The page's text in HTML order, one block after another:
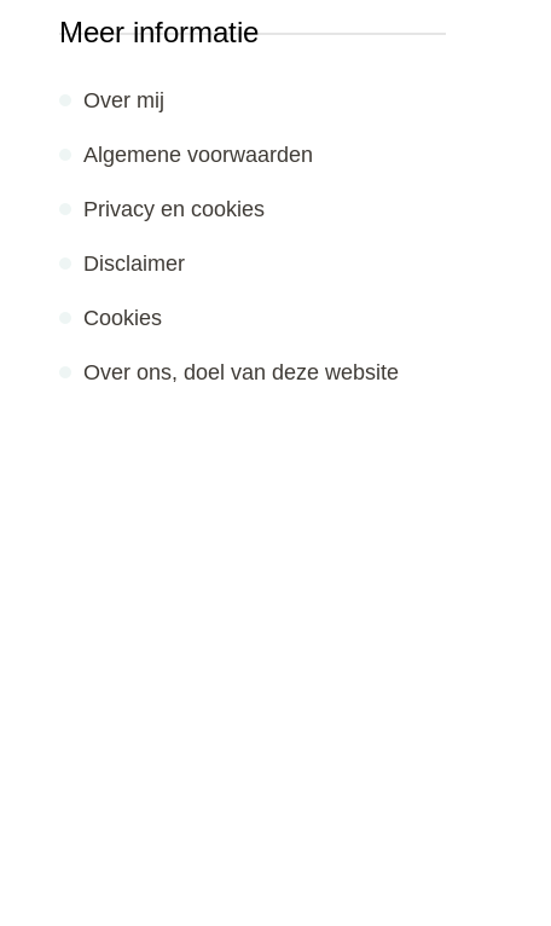
Meer informatie
Over mij
Algemene voorwaarden
Privacy en cookies
Disclaimer
Cookies
Over ons, doel van deze website